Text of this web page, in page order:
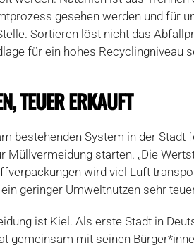
gesehen werden und für
Sortieren löst nicht das
für ein hohes Recyclingniveau
TEUER ERKAUFT
bestehenden System in der Stadt
Müllvermeidung starten. „Die
wird viel Luft
geringer Umweltnutzen sehr
ist Kiel. Als erste Stadt in
gemeinsam mit seinen